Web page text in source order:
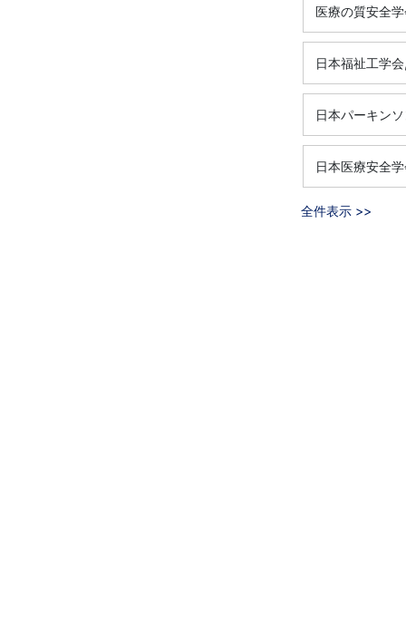
医療の質安全
日本福祉工学
日本パーキン
日本医療安全
全件表示 >>